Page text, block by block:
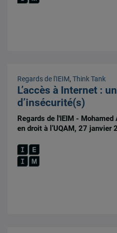
Regards de l'IEIM,Think Tank
L’accès à Internet :
d’insécurité(s)
Regards de l'IEIM -
en droit à l’UQAM, 27 janvier